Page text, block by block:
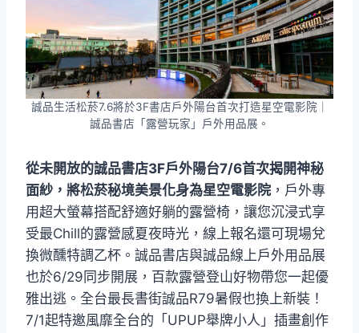
誠品生活松菸7.6將於3F書店戶外陽台首次打造星空電影院｜
誠品書店「露營玩家」戶外用品展。
從未開放的誠品書店3F戶外陽台7/6首次揭開神秘
面紗，將松菸秘境美景化身為星空電影院 ，戶外專
用超大螢幕搭配舒適好躺的露營椅，讓您沉浸式享
受最Chill的露營感夏夜時光，線上報名還可現場兌
換微醺特調乙杯。誠品書店與誠品線上戶外用品展
也於6/29同步開展，百款露營登山好物帶您一起優
雅出逃。全台最長書街誠品R79暑假也換上新裝！
7/1起特邀風靡全台的「UPUP舉牌小人」插畫創作